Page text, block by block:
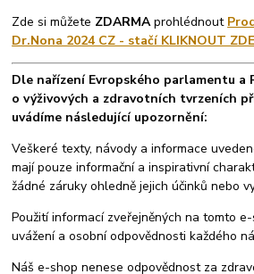
Zde si můžete ZDARMAprohlédnout
Dr.Nona 2024 CZ - stačí KLIKNOUT
Dle nařízení Evropského parlamentu a
o výživových a zdravotních tvrzeních
uvádíme následující upozornění:
Veškeré texty, návody a informace
mají pouze informační a inspirativní
žádné záruky ohledně jejich účinků nebo
Použití informací zveřejněných na tomto
uvážení a osobní odpovědnosti každého
Náš e-shop nenese odpovědnost za